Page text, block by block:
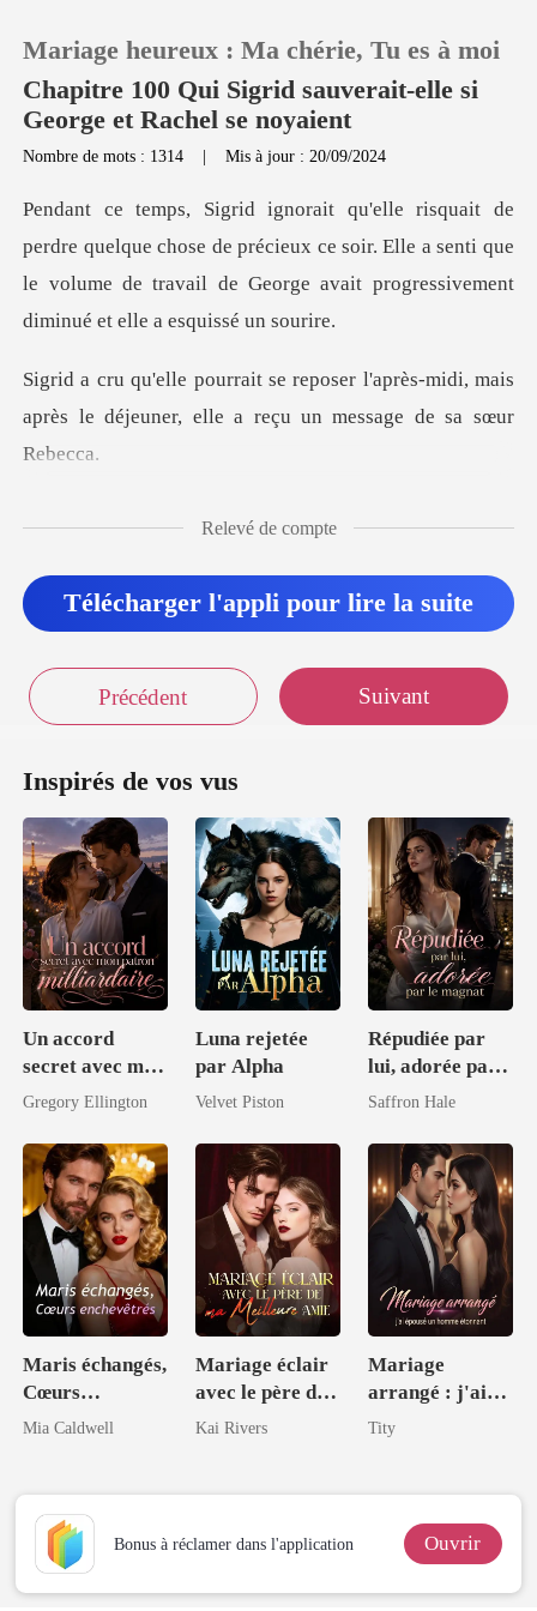
Recharger
Historique
Déconnexion
Télécharger l'appli
Mariage heureux : Ma chérie, Tu es à moi
Chapitre 100 Qui Sigrid sauverait-elle si
George et Rachel se noyaient
Nombre de mots : 1314 |Mis à jour : 20/09/2024
chose de précieux ce soir. Elle a senti que
le volume de travail de
l'après-midi, mais
après le déjeuner, e
Relevé de compte
Télécharger l'appli pour lire la suite
Précédent Suivant
Inspirés de vos vus
Un accord
secret avec mon
patron
Gregory Ellington
Luna rejetée
par Alpha
Velvet Piston
Répudiée par
lui, adorée par
le magnat
Saffron Hale
Maris échangés,
Cœurs
enchevêtrés
Mia Caldwell
Mariage éclair
avec le père de
ma meilleure
Kai Rivers
Mariage
arrangé : j'ai
épousé un
Tity
Bonus à réclamer dans l'application Ouvrir